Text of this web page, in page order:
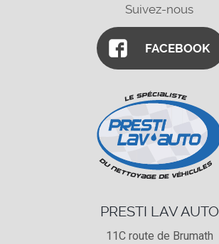
Suivez-nous
FACEBOOK
PRESTI LAV AUTO
11C route de Brumath